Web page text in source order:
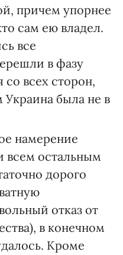
причем упорнее
сам ею владел.
все
в фазу
со всех сторон,
Украина была не в
намерение
всем остальным
дорого
отказ от
в конечном
Кроме